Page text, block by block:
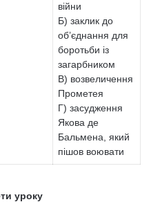
війни
Б) заклик до
об’єднання для
боротьби із
загарбником
В) возвеличення
Прометея
Г) засудження
Якова де
Бальмена, який
пішов воювати
уроку